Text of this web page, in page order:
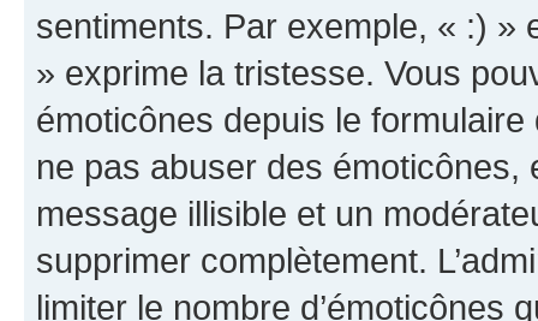
sentiments. Par exemple, « :) »
» exprime la tristesse. Vous
émoticônes depuis le
ne pas abuser des
message illisible et un
supprimer complètement.
limiter le nombre d’émoticônes